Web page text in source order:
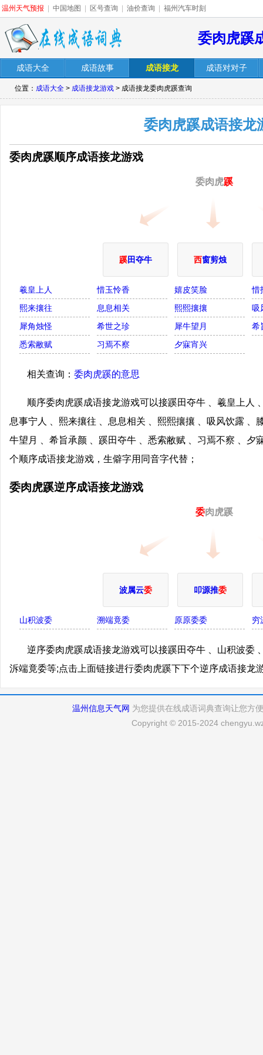
温州天气预报 中国地图 区号查询 油价查询 福州汽车时刻
委肉虎蹊
成语大全 成语故事 成语接龙 成语对对子
位置： 成语大全 > 成语接龙游戏 > 成语接龙委肉虎蹊查询
委肉虎蹊成语接龙
委肉虎蹊顺序成语接龙游戏
委肉虎蹊
蹊田夺牛 西窗剪烛
羲皇上人 惜玉怜香 嬉皮笑脸
惜
熙来攘往
息息相关 熙熙攘攘
吸
犀角烛怪
希世之珍 犀牛望月
希
悉索敝赋
习焉不察 夕寐宵兴
相关查询： 委肉虎蹊的意思
顺序委肉虎蹊成语接龙游戏可以接蹊田夺牛 、羲皇上人
息事宁人 、熙来攘往 、息息相关 、熙熙攘攘 、吸风饮露 、
牛望月 、希旨承颜 、蹊田夺牛 、悉索敝赋 、习焉不察 、夕
个顺序成语接龙游戏，生僻字用同音字代替；
委肉虎蹊逆序成语接龙游戏
委肉虎蹊
波属云委 叩源推委
山积波委 溯端竟委 原原委委 穷
逆序委肉虎蹊成语接龙游戏可以接蹊田夺牛 、山积波委
泝端竟委等;点击上面链接进行委肉虎蹊下下个逆序成语接龙
温州信息天气网 为您提供在线成语词典查询让您方
Copyright © 2015-2024